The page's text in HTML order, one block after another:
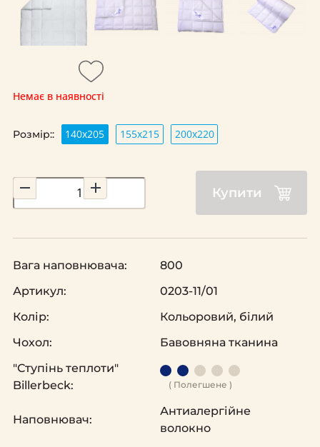
Немає в наявності
Розмір:: 140х205 155х215 200х220
Купити
Вага наповнювача:
800
Артикул:
0203-11/01
Колір:
Кольоровий, білий
Чохол:
Бавовняна тканина
"Ступінь теплоти"
Billerbeck:
( Полегшене )
Наповнювач:
Антиалергійне
волокно